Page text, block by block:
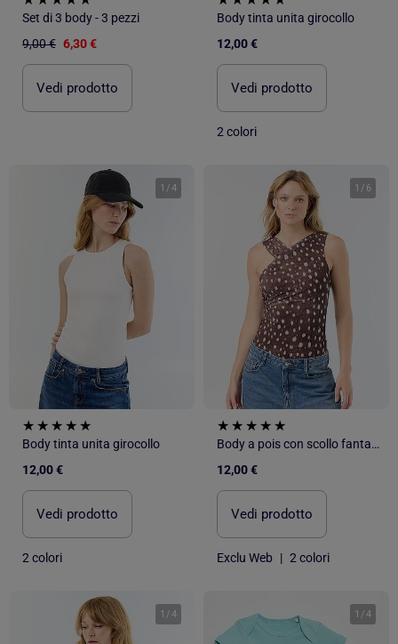
Set di 3 body - 3 pezzi
9,00 € 6,30 €
Vedi prodotto
Body tinta unita girocollo
12,00 €
Vedi prodotto
2 colori
1 /4
Body tinta unita girocollo
12,00 €
Vedi prodotto
2 colori
1 / 6
Body a pois con scollo fantasia
12,00 €
Vedi prodotto
Exclu Web | 2 colori
1 /4 1 /4